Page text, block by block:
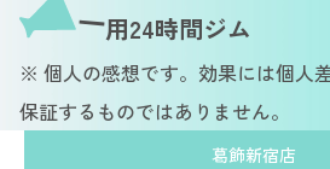
用24時間ジム
※ 個人の感想です。効果には個人
保証するものではありません。
葛飾新宿店